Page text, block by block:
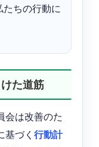
たちの行動に
た道筋
会は改善のた
基づく 行動計